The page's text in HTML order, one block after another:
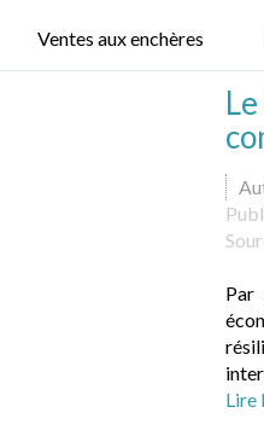
Ventes aux enchères
Par
Lire